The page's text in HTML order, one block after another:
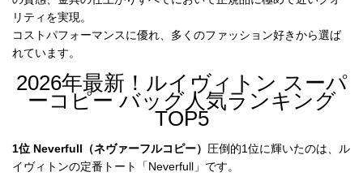
集
BLOG
ブランド バッ
グ
バッグ種類
リティを実現。
コストパフォーマンスに優れ、多くのファッション好きから選ば
れています。
2026年最新！ルイヴィトン スーパ
ーコピー バッグ人気ランキング
TOP5
1位 Neverfull（ネヴァーフルコピー） 圧倒的1位に輝いたのは、ル
イヴィトンの定番トート「Neverfull」です。